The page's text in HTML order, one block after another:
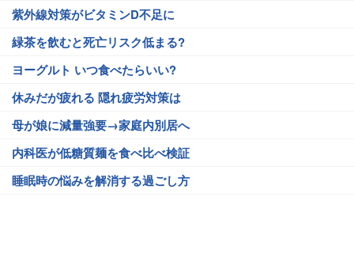
紫外線対策がビタミンD不足に
緑茶を飲むと死亡リスク低まる?
ヨーグルト いつ食べたらいい?
休みだが疲れる 隠れ疲労対策は
母が娘に減量強要→家庭内別居へ
内科医が低糖質麺を食べ比べ検証
睡眠時の悩みを解消する過ごし方